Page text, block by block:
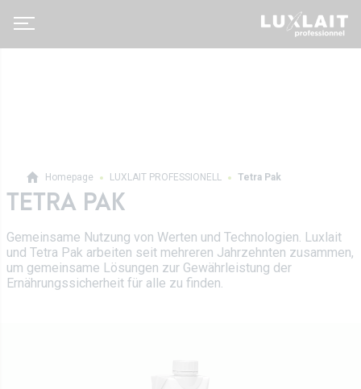
Pro Produkte
Auf Maß
Über uns
Neuigkeiten
Homepage LUXLAIT PROFESSIONELL Tetra Pak
TETRA PAK
Gemeinsame Nutzung von Werten und Technologien. Luxlait
und Tetra Pak arbeiten seit mehreren Jahrzehnten zusammen,
um gemeinsame Lösungen zur Gewährleistung der
Ernährungssicherheit für alle zu finden.